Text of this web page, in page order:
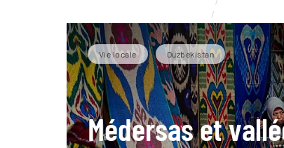
Vie locale Ouzbekistan
Médersas et